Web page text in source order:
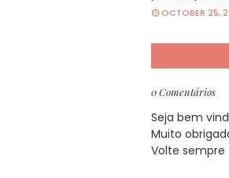
OCTOBER 25,
0 Comentários
Seja bem
Muito
Volte sempre